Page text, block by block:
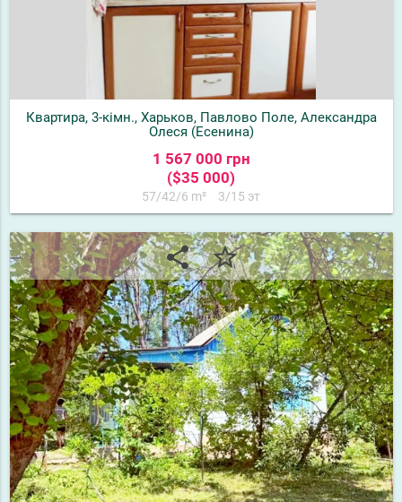
Квартира, 3-кімн., Харьков, Павлово Поле, Александра
Олеся (Есенина)
1 567 000 грн
($35 000)
57/42/6 m² 3/15 эт
share star_border